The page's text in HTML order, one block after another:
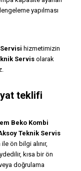
yapılması
hizmetimizin
Servisolarak
teklifi
Beko Kombi
Teknik Servis
ön bilgi alınır,
kısa bir ön
doğrulama